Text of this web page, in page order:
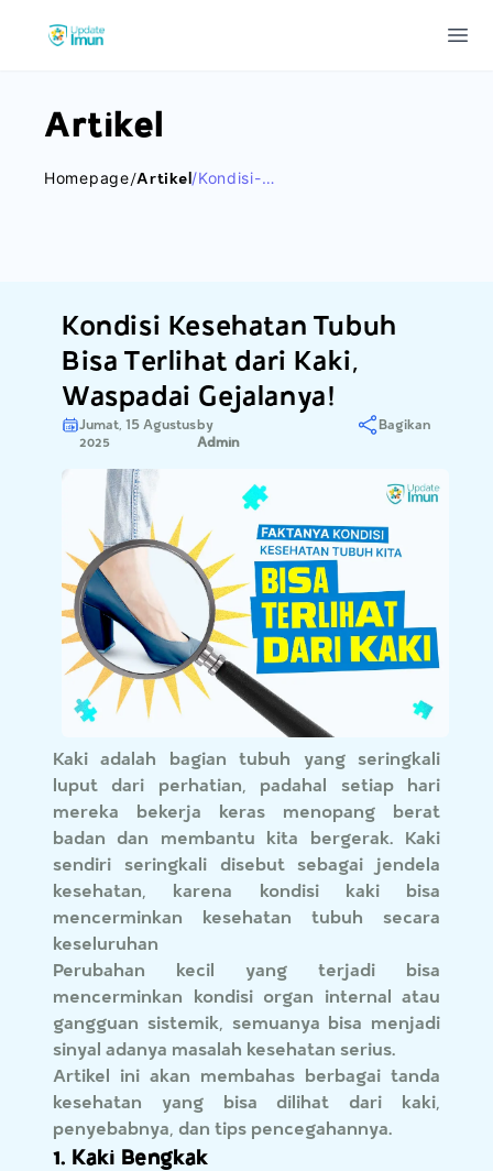
Update Imun
Artikel
Homepage/artikel/kondisi-
Kondisi Kesehatan Tubuh
Bisa Terlihat dari Kaki,
Waspadai Gejalanya!
Jumat, 15 Agustus
2025
by
Admin
Bagikan
Kaki adalah bagian tubuh yang seringkali
luput dari perhatian, padahal setiap hari
mereka bekerja keras menopang berat
badan dan membantu kita bergerak. Kaki
sendiri seringkali disebut sebagai jendela
kesehatan, karena kondisi kaki bisa
mencerminkan kesehatan tubuh secara
keseluruhan
Perubahan kecil yang terjadi bisa
mencerminkan kondisi organ internal atau
gangguan sistemik, semuanya bisa menjadi
sinyal adanya masalah kesehatan serius.
Artikel ini akan membahas berbagai tanda
kesehatan yang bisa dilihat dari kaki,
penyebabnya, dan tips pencegahannya.
1. Kaki Bengkak